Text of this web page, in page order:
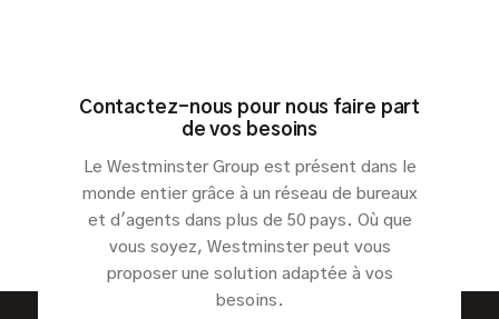
Contactez-nous pour nous faire part
de vos besoins
Le Westminster Group est présent dans le
monde entier grâce à un réseau de bureaux
et d'agents dans plus de 50 pays. Où que
vous soyez, Westminster peut vous
proposer une solution adaptée à vos
besoins.